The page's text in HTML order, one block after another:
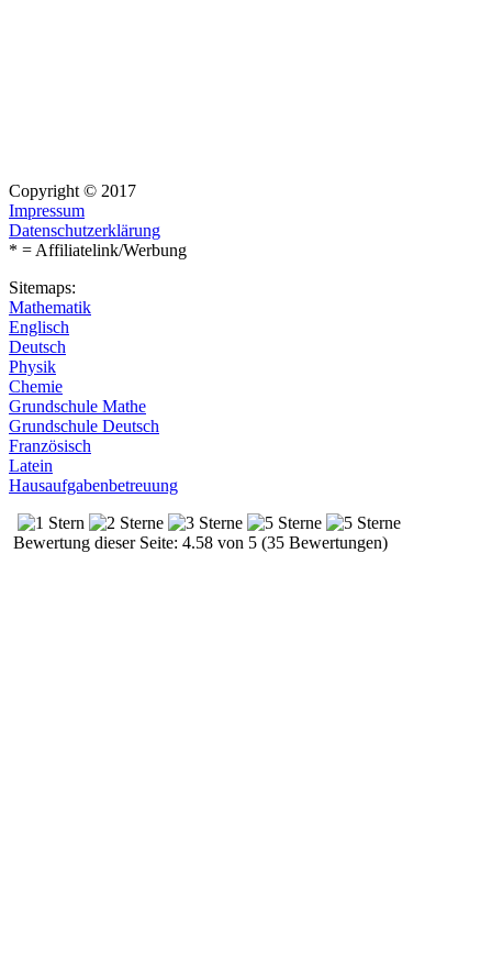
Copyright © 2017
Impressum
Datenschutzerklärung
* = Affiliatelink/Werbung
Sitemaps:
Mathematik
Englisch
Deutsch
Physik
Chemie
Grundschule Mathe
Grundschule Deutsch
Französisch
Latein
Hausaufgabenbetreuung
Bewertung dieser Seite: 4.58 von 5 (35 Bewertungen)